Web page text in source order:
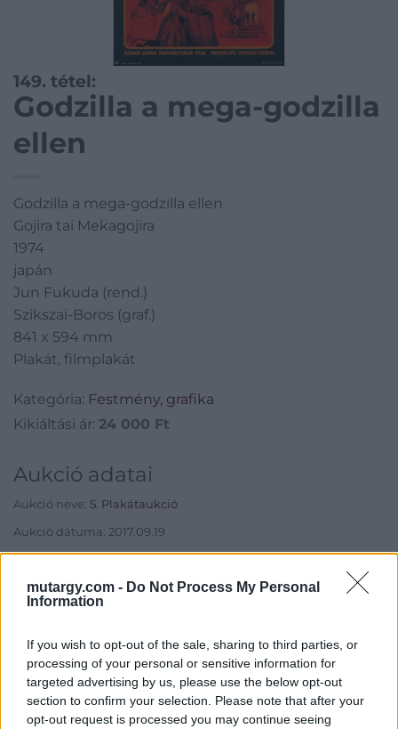
mutargy.com - Do Not Process My Personal
Information
If you wish to opt-out of the sale, sharing to third parties, or
processing of your personal or sensitive information for
targeted advertising by us, please use the below opt-out
section to confirm your selection. Please note that after your
opt-out request is processed you may continue seeing
149. tétel:
Godzilla a mega-godzilla
ellen
Godzilla a mega-godzilla ellen
Gojira tai Mekagojira
1974
japán
Jun Fukuda (rend.)
Szikszai-Boros (graf.)
841 x 594 mm
Plakát, filmplakát
Kategória: Festmény, grafika
Kikiáltási ár: 24 000 Ft
Aukció adatai
Aukció neve: 5. Plakátaukció
Aukció dátuma: 2017.09.19
Aukció helye: Budapest, 1052 Bécsi utca 3.
Eladó adatai
Eladó:BÁV ART Aukciósház és
Galéria